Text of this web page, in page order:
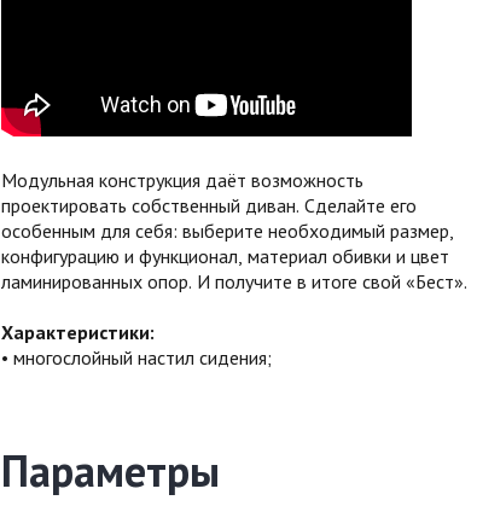
Модульная конструкция даёт возможность
проектировать собственный диван. Сделайте его
особенным для себя: выберите необходимый размер,
конфигурацию и функционал, материал обивки и цвет
ламинированных опор. И получите в итоге свой «Бест».
Характеристики:
многослойный настил сидения;
Параметры